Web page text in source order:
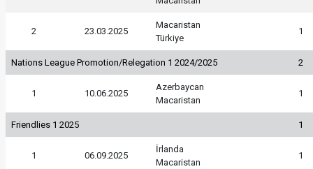
2 23.03.2025
Macaristan
Türkiye
1
Nations League Promotion/Relegation 1 2024/2025 2
1 10.06.2025
Azerbaycan
Macaristan
1
Friendlies 1 2025 1
1 06.09.2025
İrlanda
Macaristan
1